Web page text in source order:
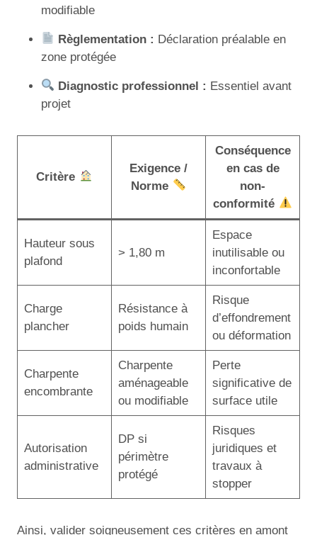
modifiable
Règlementation : Déclaration préalable en
zone protégée
Diagnostic professionnel : Essentiel avant
projet
Critère
Exigence /
Norme
Conséquence
en cas de
non-
conformité
Hauteur sous
plafond
> 1,80 m
Espace
inutilisable ou
inconfortable
Charge
plancher
Résistance à
poids humain
Risque
d’effondrement
ou déformation
Charpente
encombrante
Charpente
aménageable
ou modifiable
Perte
significative de
surface utile
Autorisation
administrative
DP si
périmètre
protégé
Risques
juridiques et
travaux à
stopper
Ainsi, valider soigneusement ces critères en amont